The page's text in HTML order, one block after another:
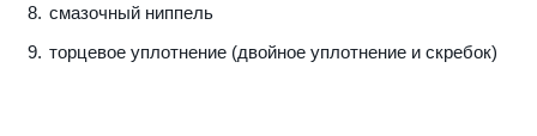
смазочный ниппель
торцевое уплотнение (двойное уплотнение и скребок)